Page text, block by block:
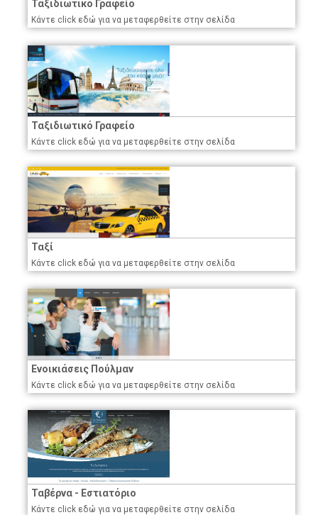
Ταξιδιωτικό Γραφείο
Κάντε click εδώ για να μεταφερθείτε στην σελίδα
Ταξιδιωτικό Γραφείο
Κάντε click εδώ για να μεταφερθείτε στην σελίδα
Ταξί
Κάντε click εδώ για να μεταφερθείτε στην σελίδα
Ενοικιάσεις Πούλμαν
Κάντε click εδώ για να μεταφερθείτε στην σελίδα
Ταβέρνα - Εστιατόριο
Κάντε click εδώ για να μεταφερθείτε στην σελίδα